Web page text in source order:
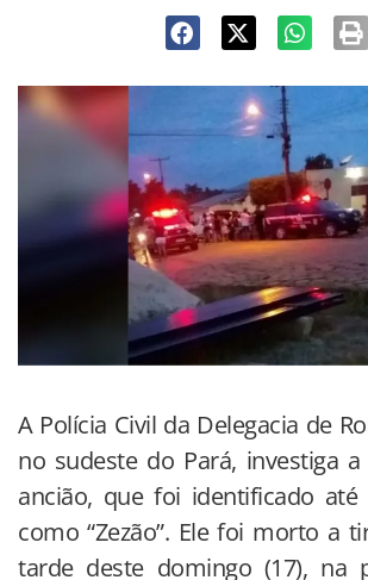
A Polícia Civil da Delegacia de
no sudeste do Pará, investiga
ancião, que foi identificado até
como “Zezão”. Ele foi morto a
tarde deste domingo (17), na